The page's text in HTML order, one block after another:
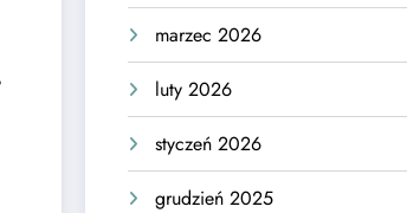
marzec 2026
luty 2026
styczeń 2026
grudzień 2025